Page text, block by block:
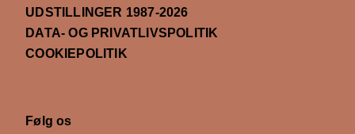
UDSTILLINGER 1987-2026
DATA- OG PRIVATLIVSPOLITIK
COOKIEPOLITIK
Følg os